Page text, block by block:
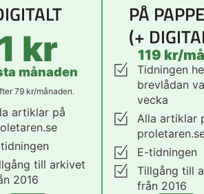
1 kr
månaden
79 kr/månaden.
artiklar på
till arkivet
2016
PÅ
(+
119 kr/
Tidningen
brevlådan
vecka
Alla artiklar
E-tidningen
Tillgång till
från 2016